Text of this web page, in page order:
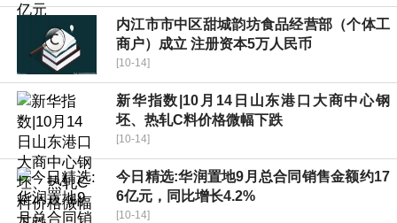
内江市市中区甜城韵坊食品经营部（个体工
商户）成立 注册资本5万人民币
[10-14]
新华指数|10月14日山东港口大商中心钢
坯、热轧C料价格微幅下跌
[10-14]
今日精选:华润置地9月总合同销售金额约17
6亿元，同比增长4.2%
[10-14]